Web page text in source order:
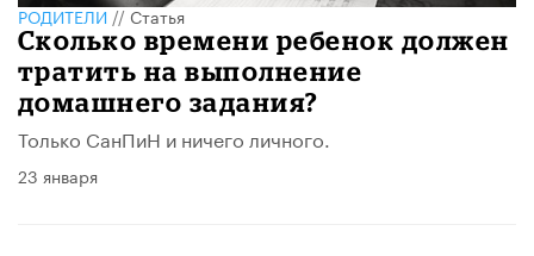
РОДИТЕЛИ//Статья
Сколько времени ребенок должен
тратить на выполнение
домашнего задания?
Только СанПиН и ничего личного.
23 января